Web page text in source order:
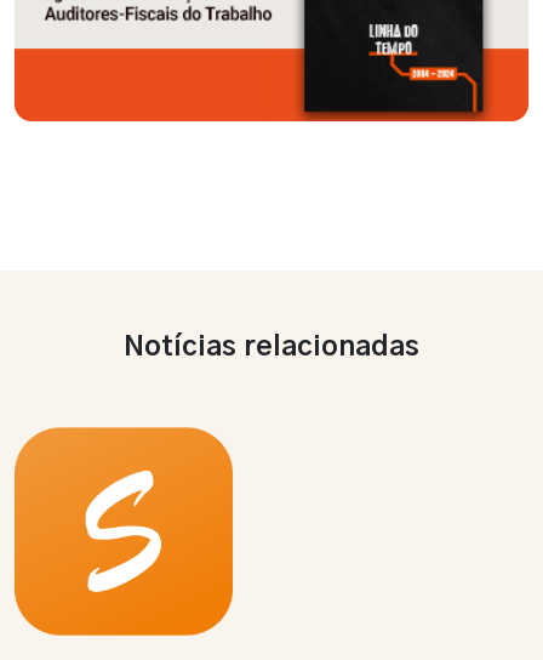
Notícias relacionadas